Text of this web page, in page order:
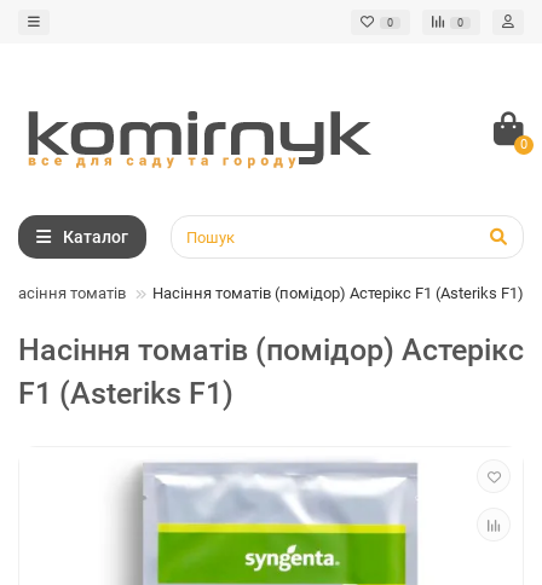
0 0
0
Каталог
Насіння томатів Насіння томатів (помідор) Астерікс F1 (Asteriks F1)
Насіння томатів (помідор) Астерікс
F1 (Asteriks F1)